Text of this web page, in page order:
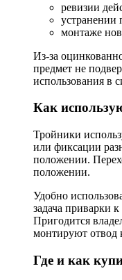
ревизии
устранении
монтаже
Из-за
предмет не
использования в
Как
Тройники
или фиксации
положении.
положении.
Удобно
задача приварки
Пригодится
монтируют отвод
Где и как